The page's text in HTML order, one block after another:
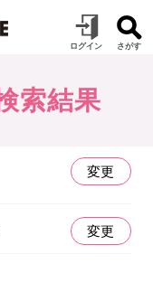
索結果
変更
変更